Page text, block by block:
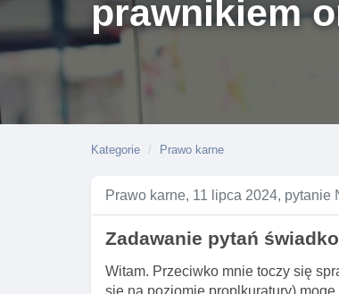
prawnikiem
Kategorie Prawo karne
Prawo karne, 11 lipca 2024,
Zadawanie pytań
Witam. Przeciwko mnie toczy się
się na poziomie proplkuratury)